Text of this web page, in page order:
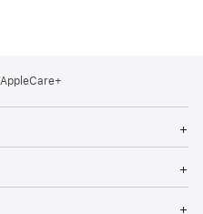
AppleCare+
+
+
+